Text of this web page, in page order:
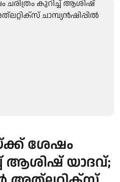
ശേഷം
ആശിഷ് യാദവ്;